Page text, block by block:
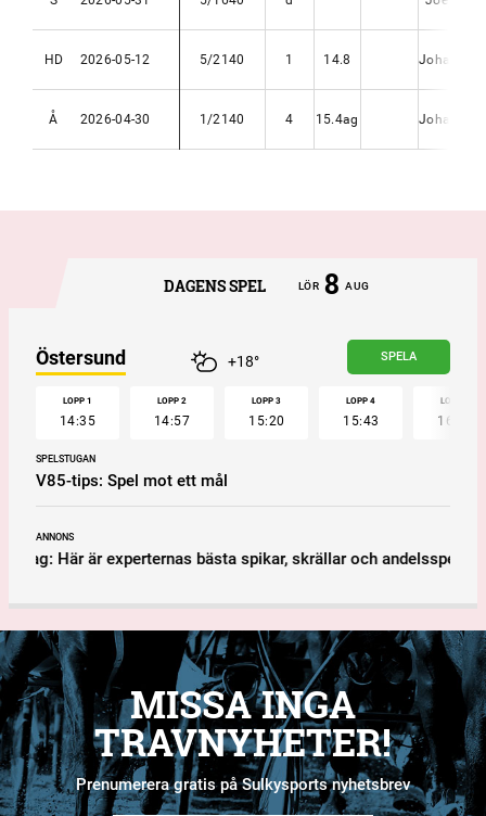
HD 2026-05-12 5/2140 1 14.8 Johan
Å 2026-04-30 1/2140 4 15.4ag Johan
DAGENS SPEL LÖR 8 AUG
Östersund +18° SPELA
LOPP 1
14:35
LOPP 2
14:57
LOPP 3
15:20
LOPP 4
15:43
LOPP 5
16:10
SPELSTUGAN
V85-tips: Spel mot ett mål
ANNONS
Här är experternas bästa spikar, skrällar och andelsspel!
MISSA INGA
TRAVNYHETER!
Prenumerera gratis på Sulkysports nyhetsbrev